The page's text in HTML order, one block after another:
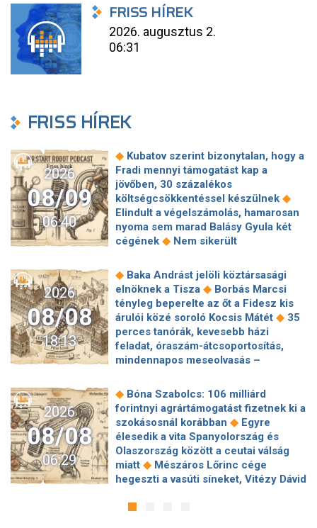
FRISS HÍREK
2026. augusztus 2.
06:31
FRISS HÍREK
2026
08/09
06:40
◆ Kubatov szerint bizonytalan, hogy a
Fradi mennyi támogatást kap a
jövőben, 30 százalékos
költségcsökkentéssel készülnek ◆
Elindult a végelszámolás, hamarosan
nyoma sem marad Balásy Gyula két
cégének ◆ Nem sikerült
tojással dobálták meg a
miniszterelnököt – Koszovóban ◆
Szépségipar és orvosi turizmus:
milyen erős Budapest a plasztikai
sebészet térképén? ◆ 72 óra
Montenegróban ◆35 perces tanórák
lehetnek az alsó tagozatos diákoknak,
komoly változások jöhetnek az
András kirúgásával kezdődött, most a
köztársasági elnökké választásával ér
véget◆Farkas Fanni, a Tv2 Híradó új
arca a legvagányabb híradós: imád
veszélyesen élni◆Eldől a
planetárium jövője – posztolt a
miniszter◆Hogy is volt, amikor Baka
Fidesz?
2026
08/08
18:13
◆ Baka Andrást jelöli köztársasági
elnöknek a Tisza ◆ Borbás Marcsi
tényleg beperelte az őt a Fidesz kis
árulói közé soroló Kocsis Mátét ◆ 35
perces tanórák, kevesebb házi
feladat, óraszám-átcsoportosítás,
mindennapos meseolvasás –
tagozatos javaslatcsomagja
Lemond és az egyetemről is távozik
az Ádám Zoltánt kirúgó corvinusos
rektorhelyettes◆
Katasztrófavédelem: Ez már nekünk is
sok! És sajnos nem látjuk a végét ◆
Nem fizeti vissza a vételárat a zuglói
kormányzati negyed
ingatlanfejlesztője
2026
08/08
06:29
◆ Bóna Szabolcs: 106 milliárd
forintnyi agrártámogatást fizetnek ki a
szokásosnál korábban ◆ Egyre
élesedik a vita Spanyolország és
Olaszország között a ceutai válság
miatt ◆ Mészáros Lőrinc cége
hegeszti a vasúti síneket, Vitézy Dávid